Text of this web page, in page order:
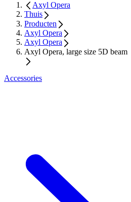
Axyl Opera
Thuis
Producten
Axyl Opera
Axyl Opera
Axyl Opera, large size 5D beam
Accessories